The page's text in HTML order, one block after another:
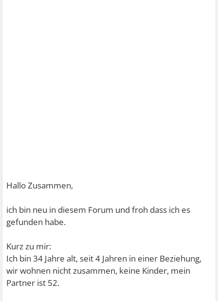
Hallo Zusammen,
ich bin neu in diesem Forum und froh dass ich es
gefunden habe.
Kurz zu mir:
Ich bin 34 Jahre alt, seit 4 Jahren in einer Beziehung,
wir wohnen nicht zusammen, keine Kinder, mein
Partner ist 52.